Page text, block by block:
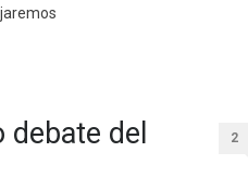
debate del
2